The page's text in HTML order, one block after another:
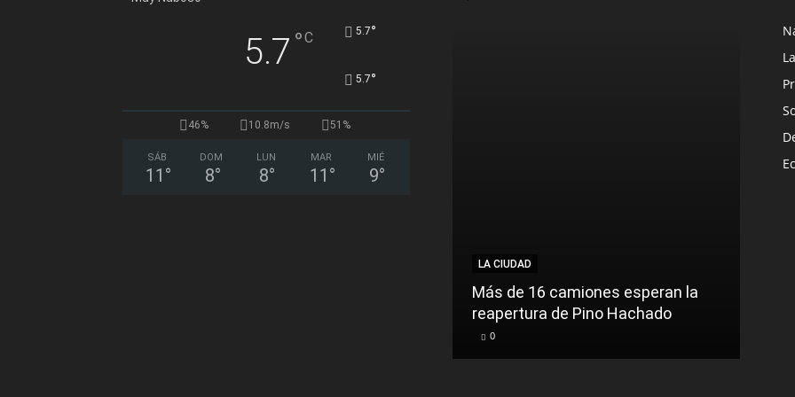
5.7 °C 5.7°
5.7°
46% 10.8m/s 51%
SÁB
11 °
DOM
8°
LUN
8°
MAR
11 °
MIÉ
9°
LA CIUDAD
Más de 16 camiones esperan la
reapertura de Pino Hachado
0